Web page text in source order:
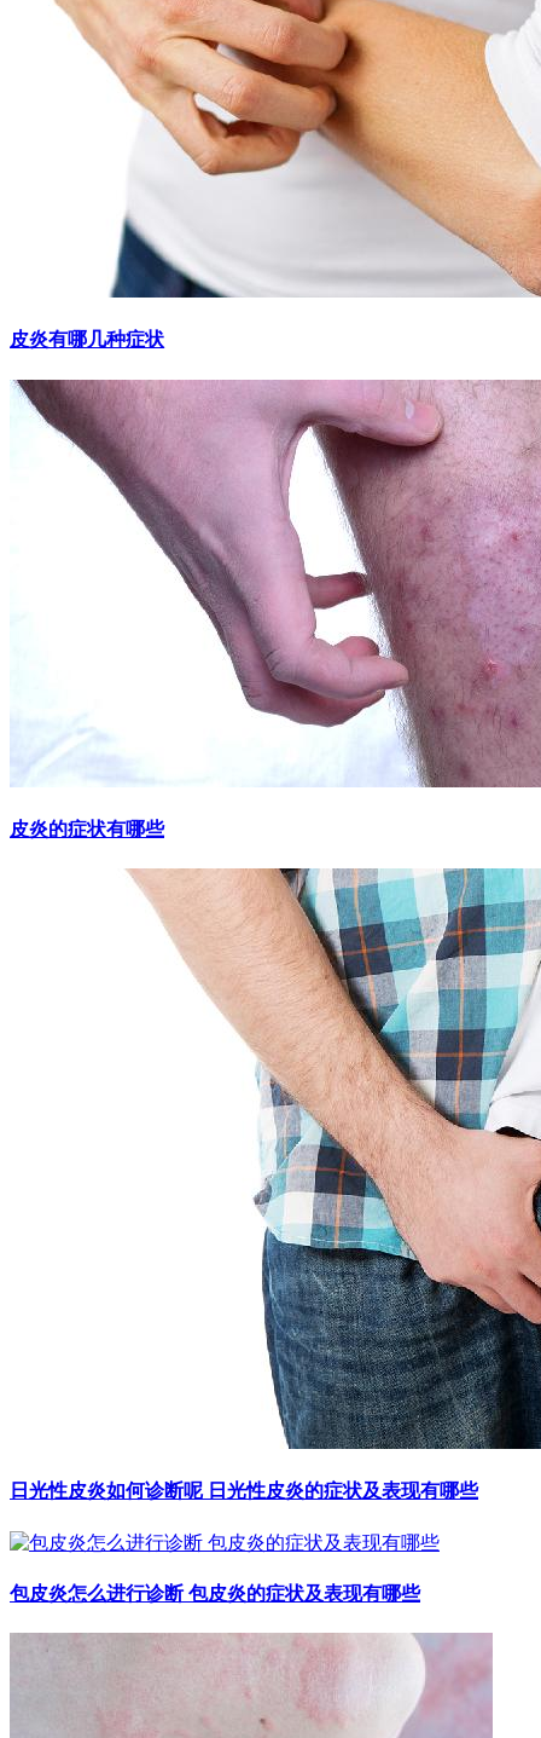
皮炎有哪几种症状
皮炎的症状有哪些
日光性皮炎如何诊断呢 日光性皮炎的症状及表现有哪些
包皮炎怎么进行诊断 包皮炎的症状及表现有哪些